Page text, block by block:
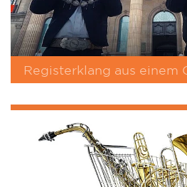
Registerklang aus einem